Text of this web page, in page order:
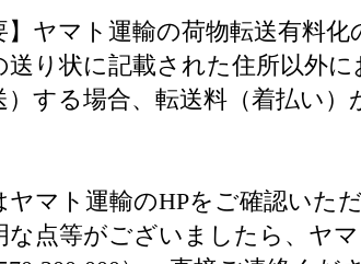
】ヤマト運輸の荷物転送有料
送り状に記載された住所以外
）する場合、転送料（着払い）
ヤマト運輸のHPをご確認いた
な点等がございましたら、ヤ